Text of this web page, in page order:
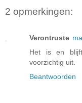
2 opmerkingen:
Verontruste
Het is en
voorzichtig uit.
Beantwoorden